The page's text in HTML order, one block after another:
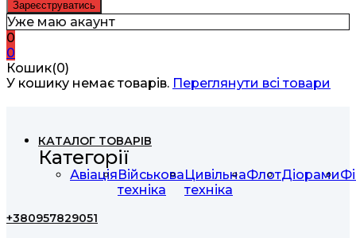
Уже маю акаунт
0
0
Кошик(0)
У кошику немає товарів. Переглянути всі товари
КАТАЛОГ ТОВАРІВ
Категорії
АвіаціяВійськова
техніка
Цивільна
техніка
ФлотДіорами
+380957829051